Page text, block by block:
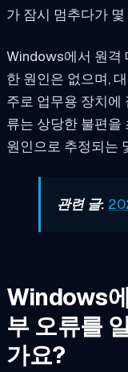
가 잠시 멈추다가
Windows에서 원격
한 원인은 없으며,
주로 업무용 장치에
류는 상당한 불편을
원인으로 추정되는
관련 글:
Windows
부 오류를
가요?